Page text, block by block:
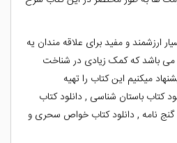
ارزشمند و مفید برای علاقه مندان یه
می باشد که کمک زیادی در شناخت
میکنیم این کتاب را تهیه
کتاب باستان شناسی , دانلود کتاب
گنج نامه , دانلود کتاب خواص سحری و